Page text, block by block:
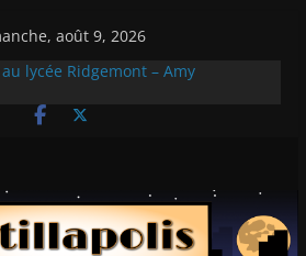
août 9, 2026
lycée Ridgemont – Amy
– Walter Hill